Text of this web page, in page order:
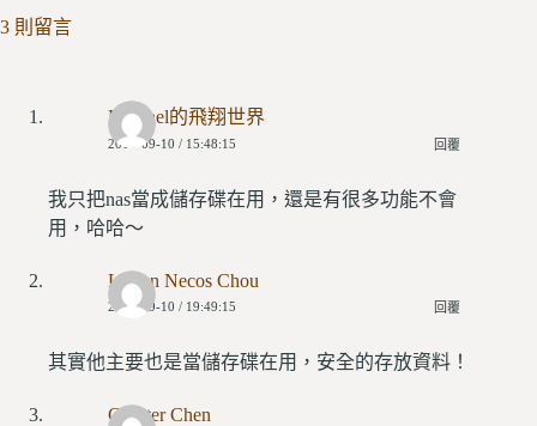
3 則留言
Michael的飛翔世界
2015-09-10 / 15:48:15 回覆
我只把nas當成儲存碟在用，還是有很多功能不會
用，哈哈～
Li Sun Necos Chou
2015-09-10 / 19:49:15 回覆
其實他主要也是當儲存碟在用，安全的存放資料！
Chester Chen